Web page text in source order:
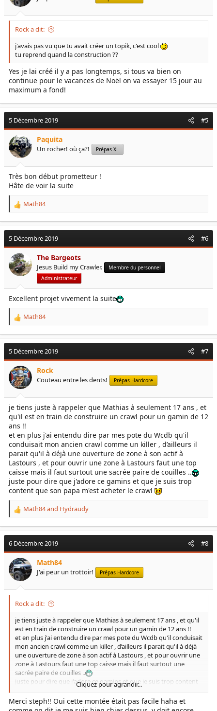
s
:
Rock a dit:
j'avais pas vu que tu avait créer un topik, c'est cool
tu reprend quand la construction ??
Yes je lai créé il y a pas longtemps, si tous va bien on
continue pour le vacances de Noël on va essayer 15 jour au
maximum a fond!
5 Décembre 2019 #5
Paquita
Un rocher! où ça?! Prépas XL
Très bon début prometteur !
Hâte de voir la suite
R
t
o
n
s
Math84
5 Décembre 2019 #6
The Bargeots
Jesus Build my Crawler.
Membre du personnel
Administrateur
Excellent projet vivement la suite
R
t
o
n
s
:
Math84
5 Décembre 2019 #7
Rock
Couteau entre les dents! Prépas Hardcore
je tiens juste à rappeler que Mathias à seulement 17 ans , et
qu'il est en train de construire un crawl pour un gamin de 12
ans !!
et en plus j'ai entendu dire par mes pote du Wcdb qu'il
conduisait mon ancien crawl comme un killer , d’ailleurs il
parait qu'il à déjà une ouverture de zone à son actif à
Lastours , et pour ouvrir une zone à Lastours faut une top
caisse mais il faut surtout une sacrée paire de couilles ..
juste pour dire que j'adore ce gamins et que je suis trop
content que son papa m'est acheter le crawl
R
t
o
n
s
:
Math84and Hydraudy
6 Décembre 2019 #8
Math84
J'ai peur un trottoir! Prépas Hardcore
Rock a dit:
je tiens juste à rappeler que Mathias à seulement 17 ans , et qu'il
est en train de construire un crawl pour un gamin de 12 ans !!
et en plus j'ai entendu dire par mes pote du Wcdb qu'il conduisait
mon ancien crawl comme un killer , d’ailleurs il parait qu'il à déjà
une ouverture de zone à son actif à Lastours , et pour ouvrir une
zone à Lastours faut une top caisse mais il faut surtout une
sacrée paire de couilles ..
juste pour dire que j'adore ce gamins et que je suis trop content
que son papa m'est acheter le crawl
Cliquez pour agrandir...
Merci steph!! Oui cette montée était pas facile haha et